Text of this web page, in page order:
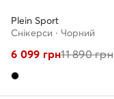
Plein Sport
Снікерcи · Чорний
6 099 грн11 890грн